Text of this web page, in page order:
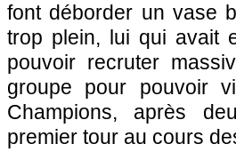
font déborder un vase
trop plein, lui qui avait
pouvoir recruter
groupe pour pouvoir
Champions, après
premier tour au cours